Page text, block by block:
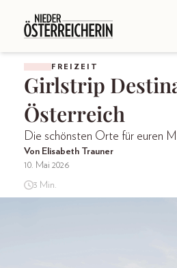
FREIZEIT
Girlstrip
Österreich
Die schönsten Orte für euren
Von Elisabeth Trauner
10. Mai 2026
3 Min.